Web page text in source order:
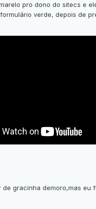
pro dono do sitecs e
verde, depois de
gracinha demoro,mas eu